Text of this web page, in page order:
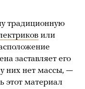
традиционную
или
заставляет его
у них нет массы, —
этот материал